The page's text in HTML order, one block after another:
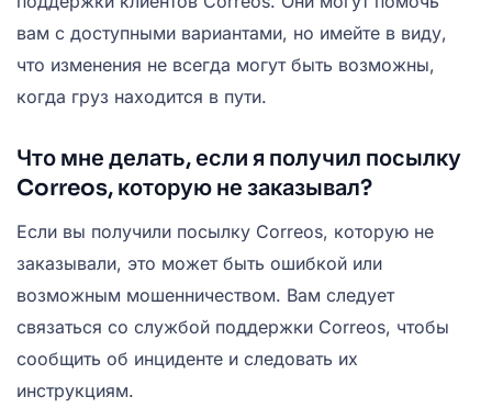
вам с доступными вариантами, но имейте в виду,
что изменения не всегда могут быть возможны,
когда груз находится в пути.
Что мне делать, если я получил посылку
Correos, которую не заказывал?
Если вы получили посылку Correos, которую не
заказывали, это может быть ошибкой или
возможным мошенничеством. Вам следует
связаться со службой поддержки Correos, чтобы
сообщить об инциденте и следовать их
инструкциям.